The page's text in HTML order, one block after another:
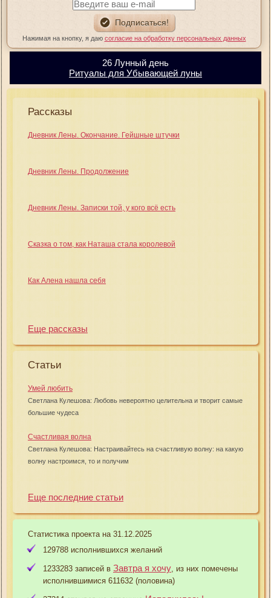
Нажимая на кнопку, я даю согласие на обработку персональных данных
26 Лунный день
Ритуалы для Убывающей луны
Рассказы
Дневник Лены. Окончание. Гейшные штучки
Дневник Лены. Продолжение
Дневник Лены. Записки той, у кого всё есть
Сказка о том, как Наташа стала королевой
Как Алена нашла себя
Еще рассказы
Статьи
Умей любить
Светлана Кулешова: Любовь невероятно целительна и творит самые
большие чудеса
Счастливая волна
Светлана Кулешова: Настраивайтесь на счастливую волну: на какую
волну настроимся, то и получим
Еще последние статьи
Статистика проекта на 31.12.2025
129788 исполнившихся желаний
1233283 записей в Завтра я хочу , из них помечены
исполнившимися 611632 (половина)